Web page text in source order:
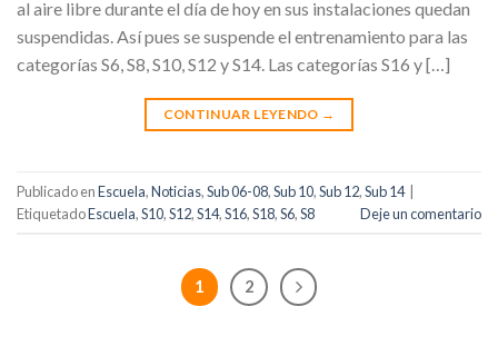
al aire libre durante el día de hoy en sus instalaciones quedan
suspendidas. Así pues se suspende el entrenamiento para las
categorías S6, S8, S10, S12 y S14. Las categorías S16 y […]
CONTINUAR LEYENDO →
Publicado enEscuela,Noticias,Sub 06-08,Sub 10,Sub 12,Sub 14
EtiquetadoEscuela,S10,S12,S14,S16,S18,S6,S8 Deje un comentario
1 2